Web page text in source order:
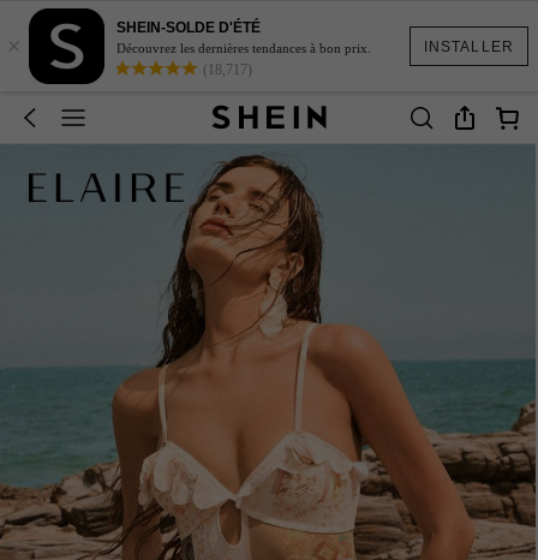
INSTALLER
×
SHEIN-SOLDE D'ÉTÉ
Découvrez les dernières tendances à bon prix.
(18,717)